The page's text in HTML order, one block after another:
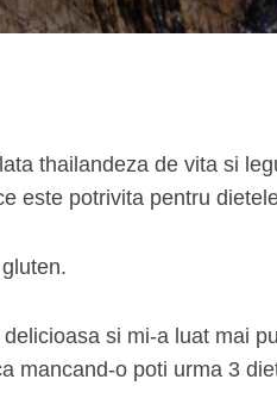
thailandeza de vita si
este potrivita pentru
si mi-a luat mai
mancand-o poti urma 3